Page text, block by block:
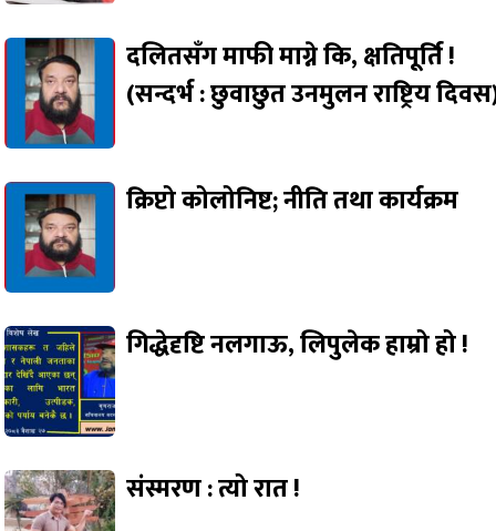
दलितसँग माफी माग्ने कि, क्षतिपूर्ति !
(सन्दर्भ : छुवाछुत उनमुलन राष्ट्रिय
क्रिप्टो कोलोनिष्ट; नीति तथा कार्यक्रम
गिद्धेदृष्टि नलगाऊ, लिपुलेक हाम्रो हो !
संस्मरण : त्यो रात !